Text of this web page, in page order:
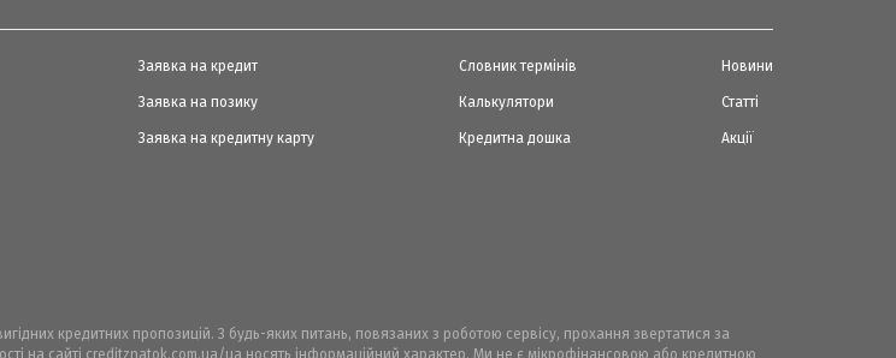
Заявка на кредит
Заявка на позику
Заявка на кредитну карту
Словник термінів
Калькулятори
Кредитна дошка
Новини
Статті
Акції
кредитних пропозицій. З будь-яких питань, повязаних з роботою сервісу, прохання звертатися за
на сайті creditznatok.com.ua/ua носять інформаційний характер. Ми не є мікрофінансовою або кредитною